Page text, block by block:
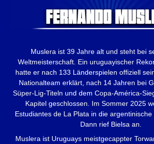
Muslera ist 39 Jahre alt und steht bei
Weltmeisterschaft. Ein uruguayischer
hatte er nach 133 Länderspielen offiziell
Nationalteam erklärt, nach 14 Jahren bei
Süper-Lig-Titeln und dem Copa-América-
Kapitel geschlossen. Im Sommer 2025
Estudiantes de La Plata in die argentinische
Dann rief Bielsa an.
Muslera ist Uruguays meistgecappter